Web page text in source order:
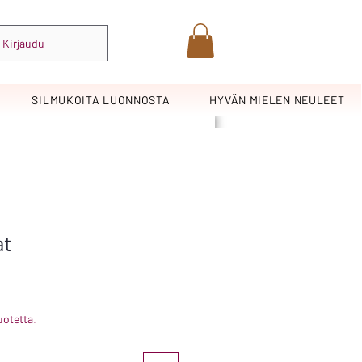
Kirjaudu
SILMUKOITA LUONNOSTA HYVÄN MIELEN NEULEET